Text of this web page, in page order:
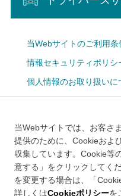
当Webサイトのご利用条
情報セキュリティポリシ
個人情報のお取り扱いに
メルマガ
当Webサイトでは、お客さ
提供のために、Cookieおよ
収集しています。Cookie等
意する」をクリックしてく
を変更する場合は、「
詳しくはCookieポリシーを